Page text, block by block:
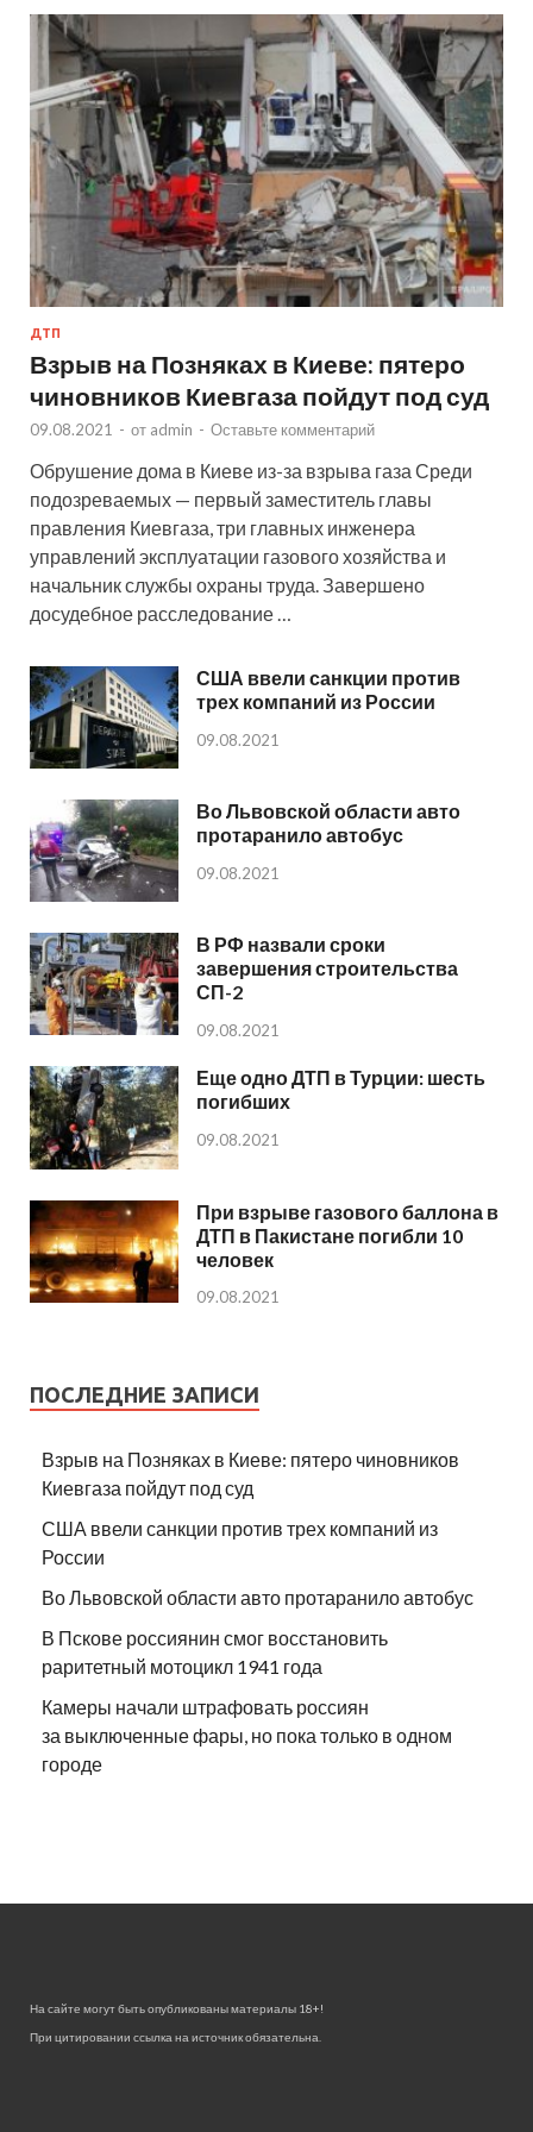
ДТП
Взрыв на Позняках в Киеве: пятеро
чиновников Киевгаза пойдут под суд
09.08.2021 - от admin - Оставьте комментарий
Обрушение дома в Киеве из-за взрыва газа Среди
подозреваемых — первый заместитель главы
правления Киевгаза, три главных инженера
управлений эксплуатации газового хозяйства и
начальник службы охраны труда. Завершено
досудебное расследование …
США ввели санкции против
трех компаний из России
09.08.2021
Во Львовской области авто
протаранило автобус
09.08.2021
В РФ назвали сроки
завершения строительства
СП-2
09.08.2021
Еще одно ДТП в Турции: шесть
погибших
09.08.2021
При взрыве газового баллона в
ДТП в Пакистане погибли 10
человек
09.08.2021
ПОСЛЕДНИЕ ЗАПИСИ
Взрыв на Позняках в Киеве: пятеро чиновников
Киевгаза пойдут под суд
США ввели санкции против трех компаний из
России
Во Львовской области авто протаранило автобус
В Пскове россиянин смог восстановить
раритетный мотоцикл 1941 года
Камеры начали штрафовать россиян
за выключенные фары, но пока только в одном
городе
На сайте могут быть опубликованы материалы 18+!
При цитировании ссылка на источник обязательна.